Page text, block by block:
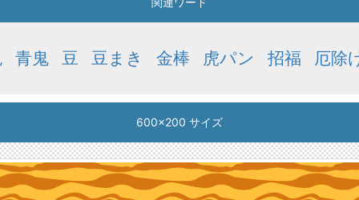
青鬼 豆 豆まき 金棒 虎パン 招福 厄除
600x200 サイズ